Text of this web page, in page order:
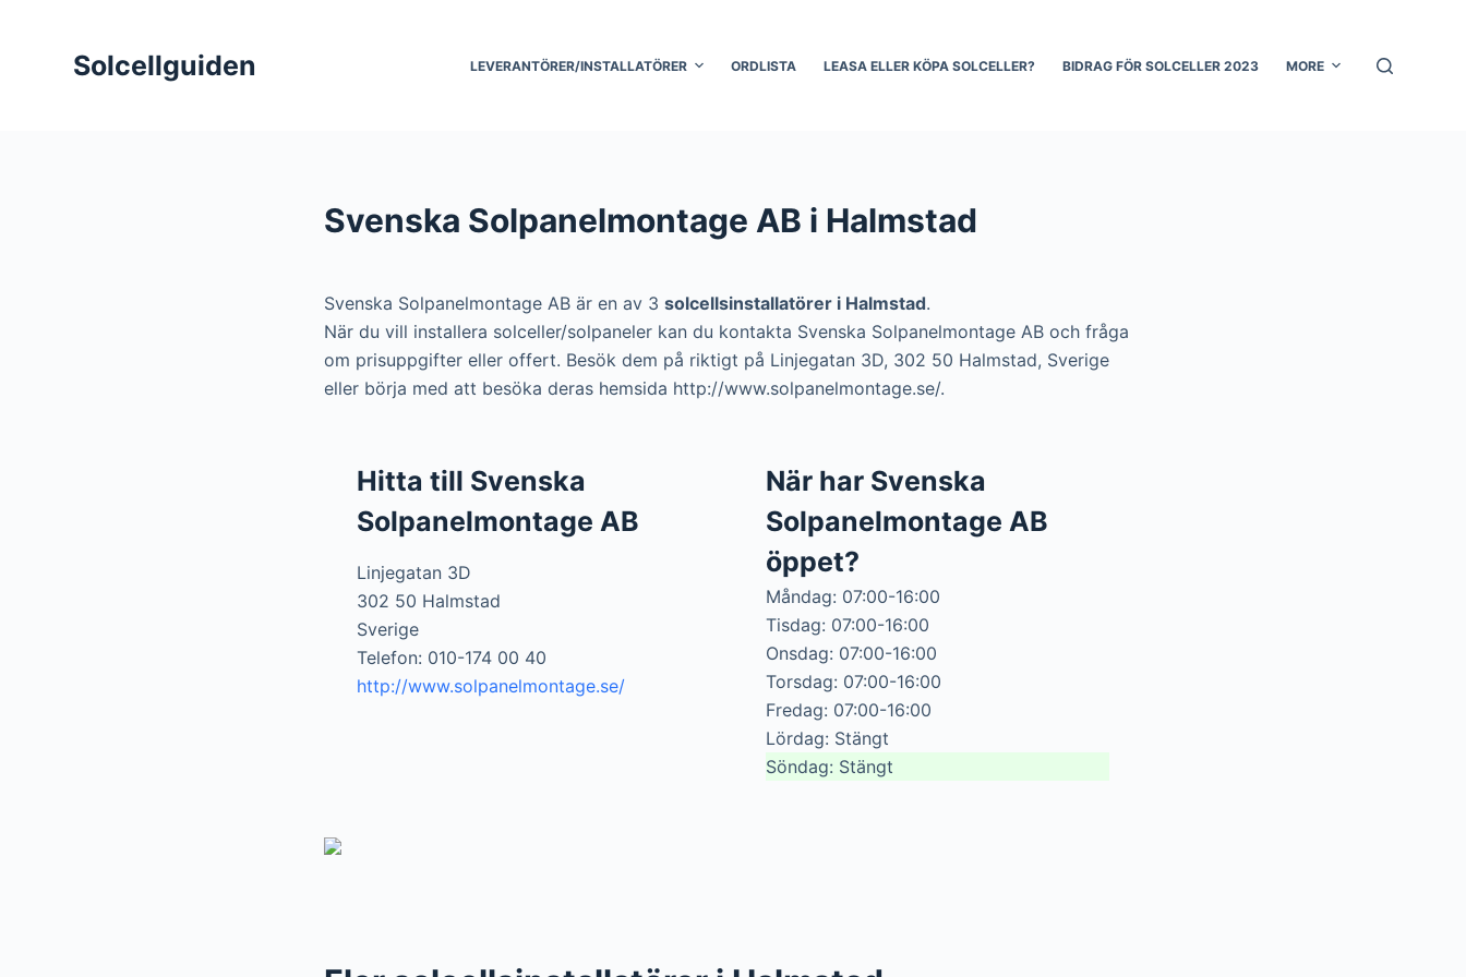
Solcellguiden LEVERANTÖRER/INSTALLATÖRER ORDLISTA LEASA ELLER KÖPA SOLCELLER? BIDRAG FÖR SOLCELLER 2023 MORE
Svenska Solpanelmontage AB i Halmstad
Svenska Solpanelmontage AB är en av 3 solcellsinstallatörer i Halmstad.
När du vill installera solceller/solpaneler kan du kontakta Svenska Solpanelmontage AB och fråga
om prisuppgifter eller offert. Besök dem på riktigt på Linjegatan 3D, 302 50 Halmstad, Sverige
eller börja med att besöka deras hemsida http://www.solpanelmontage.se/.
Hitta till Svenska
Solpanelmontage AB
Linjegatan 3D
302 50 Halmstad
Sverige
Telefon: 010-174 00 40
http://www.solpanelmontage.se/
När har Svenska
Solpanelmontage AB
öppet?
Måndag: 07:00-16:00
Tisdag: 07:00-16:00
Onsdag: 07:00-16:00
Torsdag: 07:00-16:00
Fredag: 07:00-16:00
Lördag: Stängt
Söndag: Stängt